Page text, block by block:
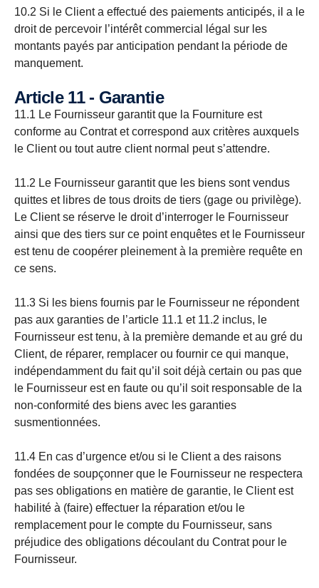
10.2 Si le Client a effectué des paiements anticipés, il a le
droit de percevoir l’intérêt commercial légal sur les
montants payés par anticipation pendant la période de
manquement.
Article 11 - Garantie
11.1 Le Fournisseur garantit que la Fourniture est
conforme au Contrat et correspond aux critères auxquels
le Client ou tout autre client normal peut s’attendre.
11.2 Le Fournisseur garantit que les biens sont vendus
quittes et libres de tous droits de tiers (gage ou privilège).
Le Client se réserve le droit d’interroger le Fournisseur
ainsi que des tiers sur ce point enquêtes et le Fournisseur
est tenu de coopérer pleinement à la première requête en
ce sens.
11.3 Si les biens fournis par le Fournisseur ne répondent
pas aux garanties de l’article 11.1 et 11.2 inclus, le
Fournisseur est tenu, à la première demande et au gré du
Client, de réparer, remplacer ou fournir ce qui manque,
indépendamment du fait qu’il soit déjà certain ou pas que
le Fournisseur est en faute ou qu’il soit responsable de la
non-conformité des biens avec les garanties
susmentionnées.
11.4 En cas d’urgence et/ou si le Client a des raisons
fondées de soupçonner que le Fournisseur ne respectera
pas ses obligations en matière de garantie, le Client est
habilité à (faire) effectuer la réparation et/ou le
remplacement pour le compte du Fournisseur, sans
préjudice des obligations découlant du Contrat pour le
Fournisseur.